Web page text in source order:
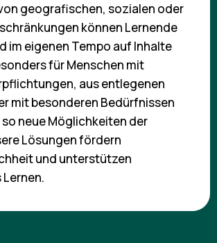
geografischen, sozialen oder
können Lernende
im eigenen Tempo auf Inhalte
für Menschen mit
aus entlegenen
mit besonderen Bedürfnissen
neue Möglichkeiten der
Lösungen fördern
und unterstützen